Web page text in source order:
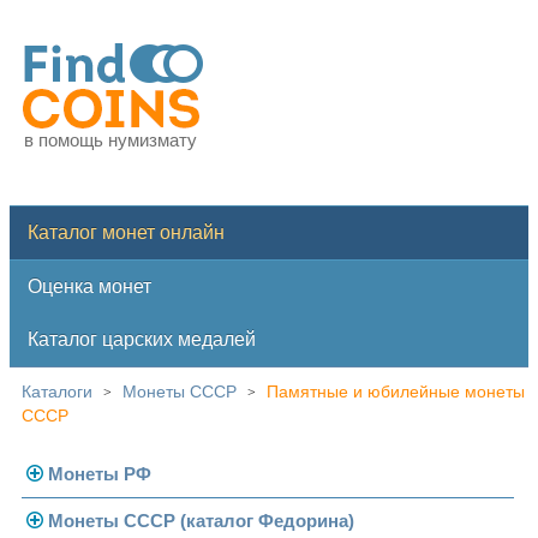
в помощь нумизмату
Каталог монет онлайн
Оценка монет
Каталог царских медалей
Каталоги > Монеты СССР >
Памятные и юбилейные монеты
СССР
Монеты РФ
Современная Россия
Монеты СССР (каталог Федорина)